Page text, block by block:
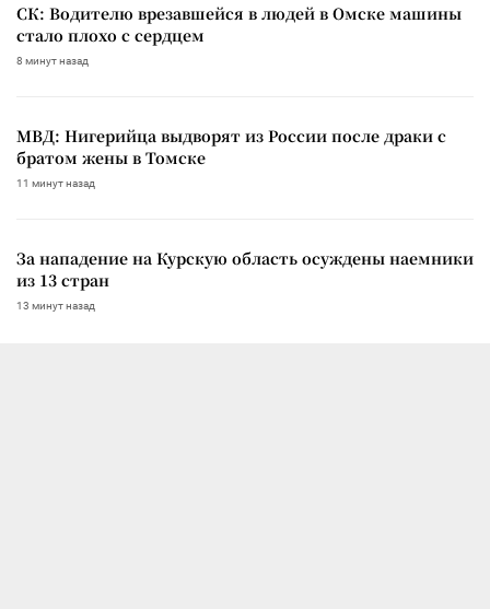
СК: Водителю врезавшейся в людей в Омске машины
стало плохо с сердцем
8 минут назад
МВД: Нигерийца выдворят из России после драки с
братом жены в Томске
11 минут назад
За нападение на Курскую область осуждены наемники
из 13 стран
13 минут назад